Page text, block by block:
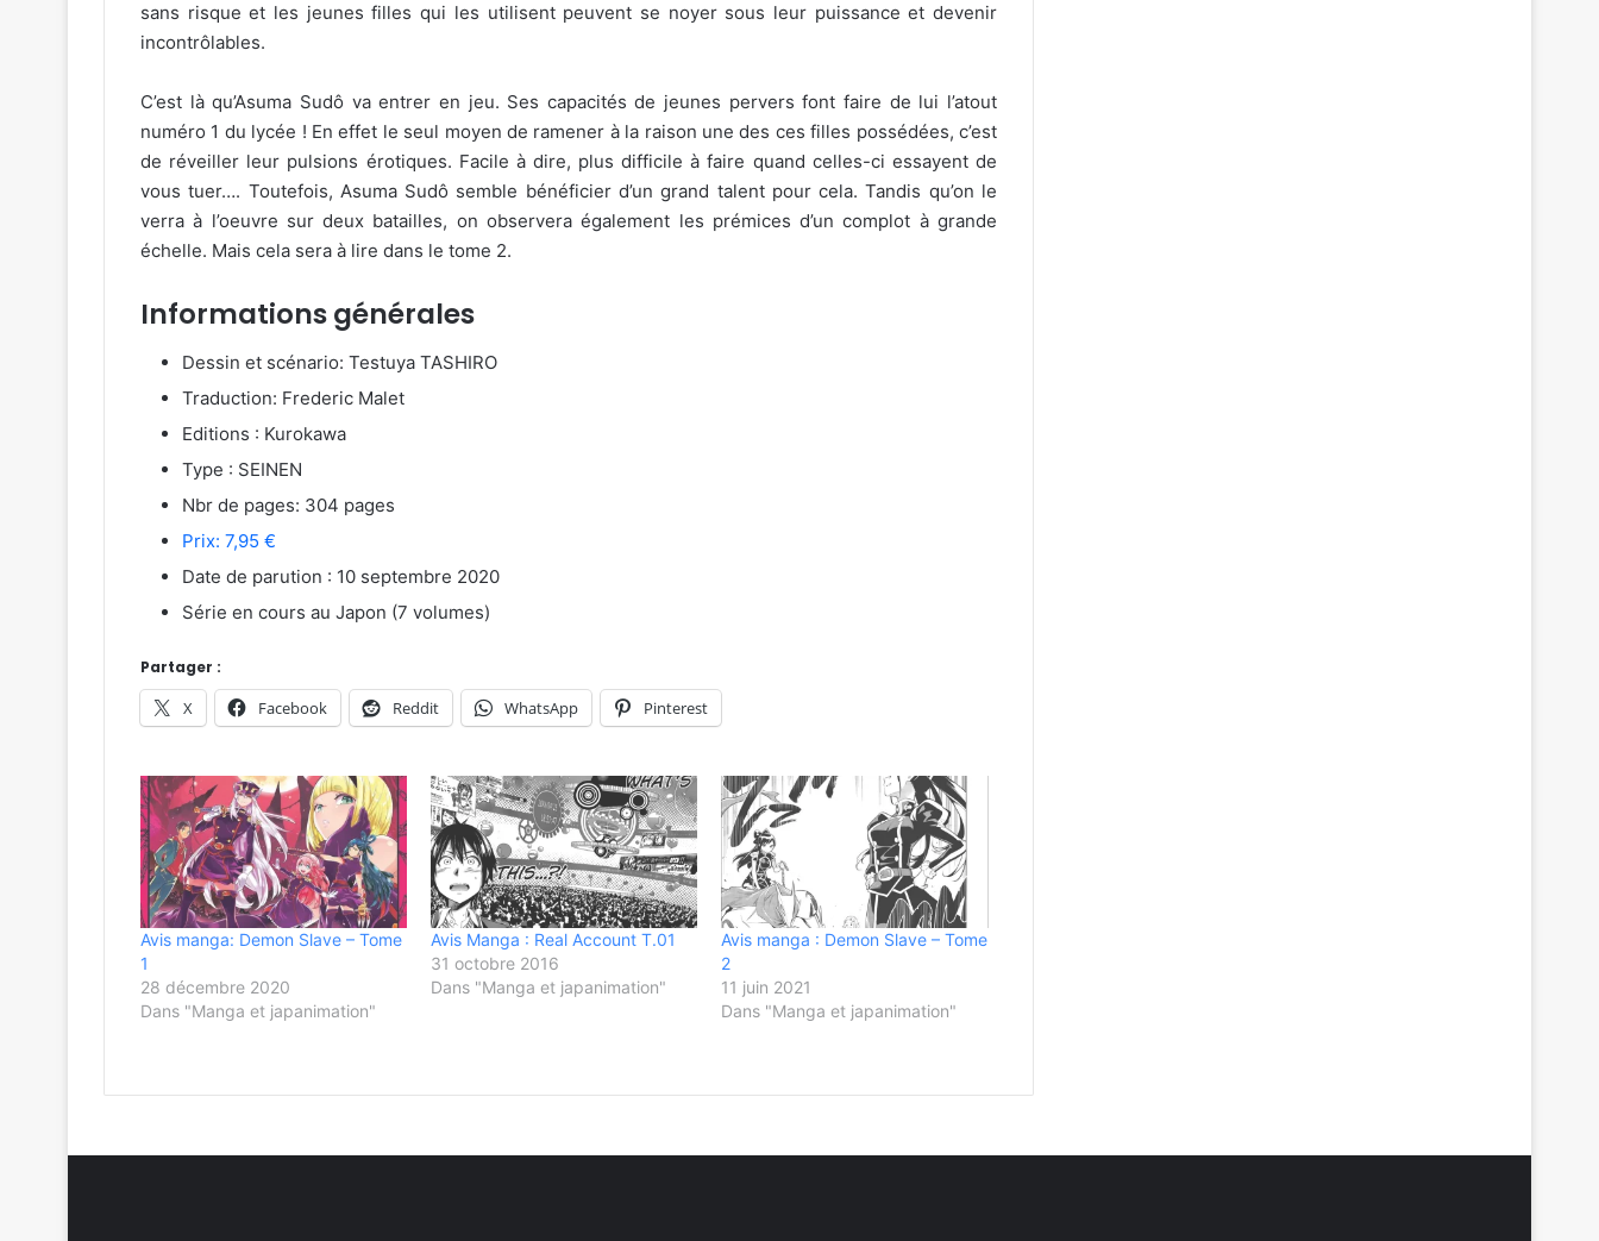
sans risque et les jeunes filles qui les utilisent peuvent se noyer sous leur puissance et devenir
incontrôlables.
C’est là qu’Asuma Sudô va entrer en jeu. Ses capacités de jeunes pervers font faire de lui l’atout
numéro 1 du lycée ! En effet le seul moyen de ramener à la raison une des ces filles possédées, c’est
de réveiller leur pulsions érotiques. Facile à dire, plus difficile à faire quand celles-ci essayent de
vous tuer…. Toutefois, Asuma Sudô semble bénéficier d’un grand talent pour cela. Tandis qu’on le
verra à l’oeuvre sur deux batailles, on observera également les prémices d’un complot à grande
échelle. Mais cela sera à lire dans le tome 2.
Informations générales
Dessin et scénario: Testuya TASHIRO
Traduction: Frederic Malet
Editions : Kurokawa
Type : SEINEN
Nbr de pages: 304 pages
Prix: 7,95 €
Date de parution : 10 septembre 2020
Série en cours au Japon (7 volumes)
Partager :
X Facebook Reddit WhatsApp Pinterest
Avis manga: Demon Slave – Tome
1
28 décembre 2020
Dans "Manga et japanimation"
Avis Manga : Real Account T.01
31 octobre 2016
Dans "Manga et japanimation"
Avis manga : Demon Slave – Tome
2
11 juin 2021
Dans "Manga et japanimation"